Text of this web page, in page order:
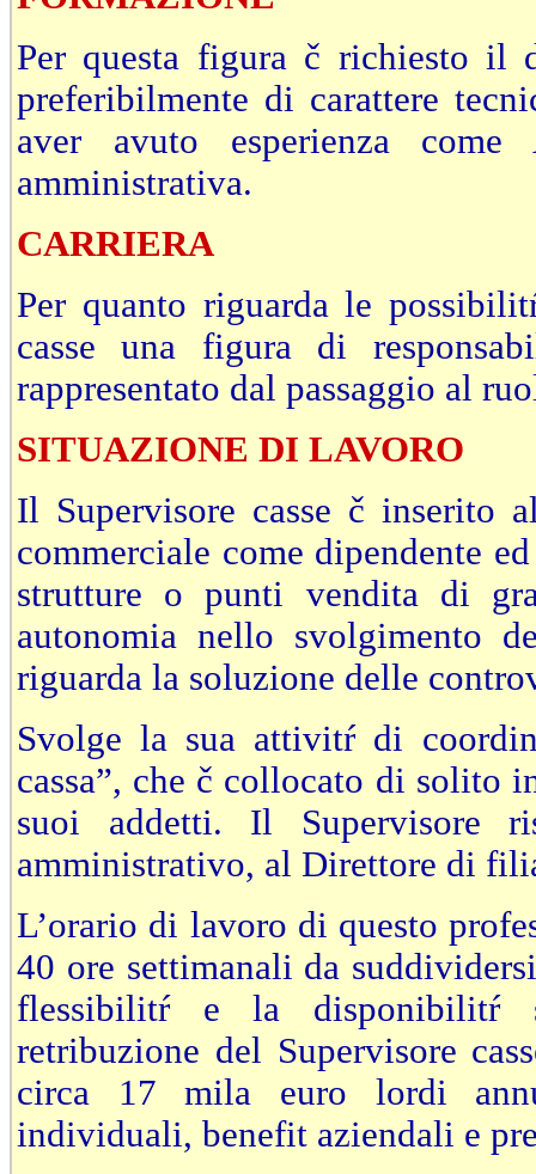
Per questa figura č richiesto il
preferibilmente di carattere
aver avuto esperienza
amministrativa.
CARRIERA
Per quanto riguarda le
casse una figura di
rappresentato dal passaggio al
SITUAZIONE DI LAVORO
Il Supervisore casse č inserito
commerciale come dipendente
strutture o punti vendita di
autonomia nello svolgimento
riguarda la soluzione delle
Svolge la sua attivitŕ di
cassa”, che č collocato di solito
suoi addetti. Il Supervisore
amministrativo, al Direttore di
L’orario di lavoro di questo
40 ore settimanali da
flessibilitŕ e la disponibilitŕ
retribuzione del Supervisore
circa 17 mila euro lordi
individuali, benefit aziendali e